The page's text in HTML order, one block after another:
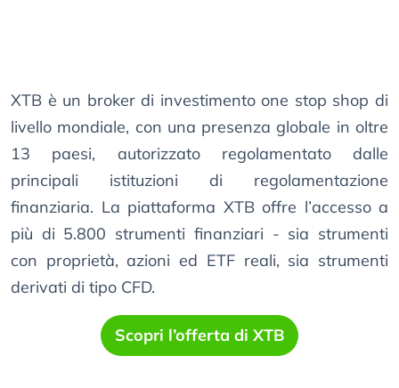
XTB è un broker di investimento one stop shop di
livello mondiale, con una presenza globale in oltre
13 paesi, autorizzato regolamentato dalle
principali istituzioni di regolamentazione
finanziaria. La piattaforma XTB offre l’accesso a
più di 5.800 strumenti finanziari - sia strumenti
con proprietà, azioni ed ETF reali, sia strumenti
derivati ​​di tipo CFD.
Scopri l’offerta di XTB